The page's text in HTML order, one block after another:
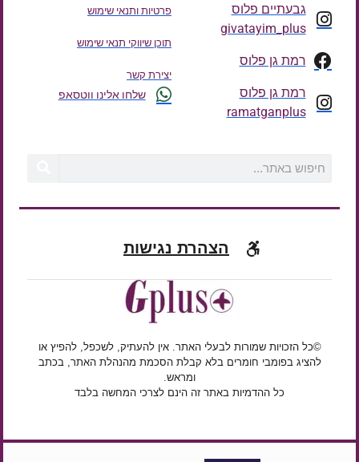
גבעתיים פלוס
givatayim_plus
רמת גן פלוס
רמת גן פלוס
ramatganplus
פרטיות ותנאי שימוש
תוכן שיווקי תנאי שימוש
יצירת קשר
שלחו אלינו ווטסאפ
הצהרת נגישות
©כל הזכויות שמורות לבעלי האתר. אין להעתיק, לשכפל, להפיץ או
להציג בפומבי חומרים בלא קבלת הסכמת מהנהלת האתר, בכתב
ומראש.
כל ההדמיות באתר זה הינם לצרכי המחשה בלבד